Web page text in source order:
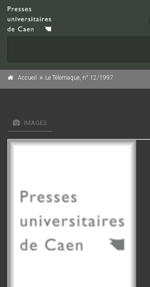
Accueil Le Télémaque, n° 12/1997
IMAGES